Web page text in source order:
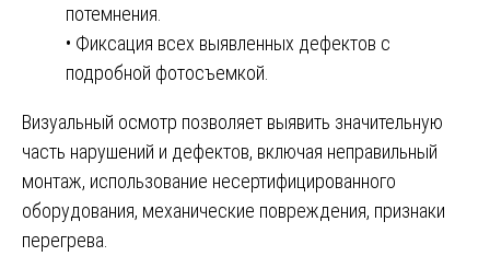
потемнения.
• Фиксация всех выявленных дефектов с
подробной фотосъемкой.
Визуальный осмотр позволяет выявить значительную
часть нарушений и дефектов, включая неправильный
монтаж, использование несертифицированного
оборудования, механические повреждения, признаки
перегрева.